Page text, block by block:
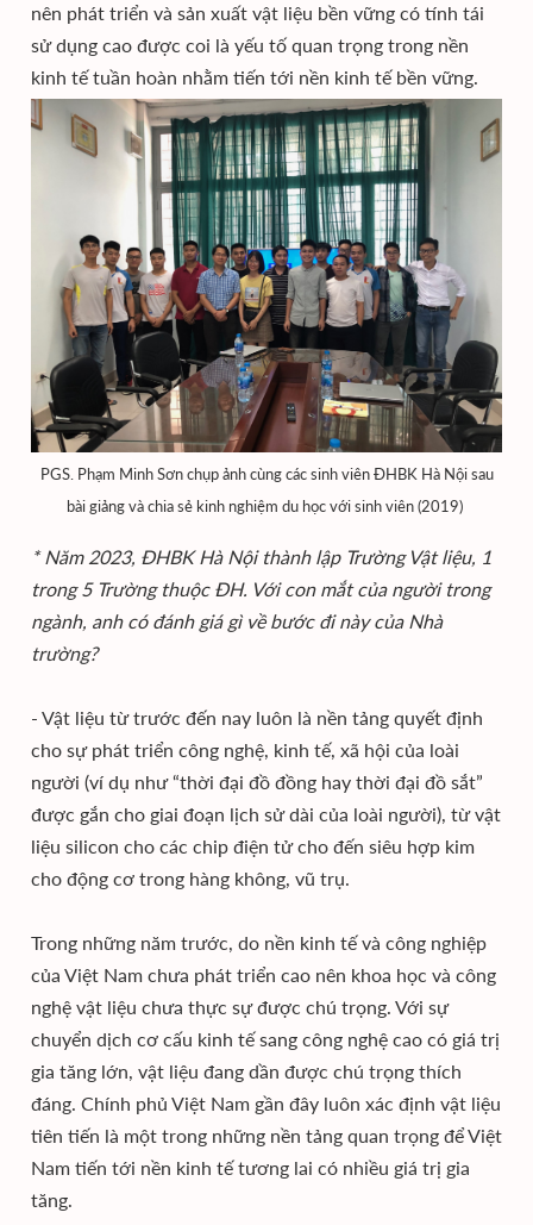
nên phát triển và sản xuất vật liệu bền vững có tính tái
sử dụng cao được coi là yếu tố quan trọng trong nền
kinh tế tuần hoàn nhằm tiến tới nền kinh tế bền vững.
PGS. Phạm Minh Sơn chụp ảnh cùng các sinh viên ĐHBK Hà Nội sau
bài giảng và chia sẻ kinh nghiệm du học với sinh viên (2019)
* Năm 2023, ĐHBK Hà Nội thành lập Trường Vật liệu, 1
trong 5 Trường thuộc ĐH. Với con mắt của người trong
ngành, anh có đánh giá gì về bước đi này của Nhà
trường?
- Vật liệu từ trước đến nay luôn là nền tảng quyết định
cho sự phát triển công nghệ, kinh tế, xã hội của loài
người (ví dụ như “thời đại đồ đồng hay thời đại đồ sắt”
được gắn cho giai đoạn lịch sử dài của loài người), từ vật
liệu silicon cho các chip điện tử cho đến siêu hợp kim
cho động cơ trong hàng không, vũ trụ.
Trong những năm trước, do nền kinh tế và công nghiệp
của Việt Nam chưa phát triển cao nên khoa học và công
nghệ vật liệu chưa thực sự được chú trọng. Với sự
chuyển dịch cơ cấu kinh tế sang công nghệ cao có giá trị
gia tăng lớn, vật liệu đang dần được chú trọng thích
đáng. Chính phủ Việt Nam gần đây luôn xác định vật liệu
tiên tiến là một trong những nền tảng quan trọng để Việt
Nam tiến tới nền kinh tế tương lai có nhiều giá trị gia
tăng.